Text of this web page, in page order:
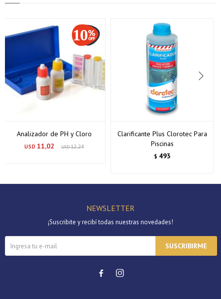
Analizador de PH y Cloro
USD 11,02 USD12,24
Clarificante Plus Clorotec Para
Piscinas
$ 493
NEWSLETTER
¡Suscribite y recibí todas nuestras novedades!
SUSCRIBIRME
 